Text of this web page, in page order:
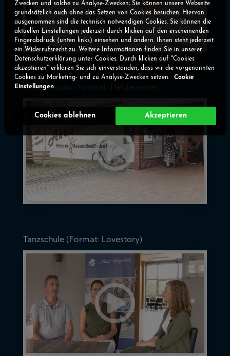
Fitnessstudio (Format: Heldenreise)
Tanzschule (Format: Lovestory)
Zwecken und solche zu Analyse-Zwecken; Sie können unsere Webseite
grundsätzlich auch ohne das Setzen von Cookies besuchen. Hiervon
ausgenommen sind die technisch notwendigen Cookies. Sie können die
aktuellen Einstellungen jederzeit durch klicken auf den erscheinenden
Fingerabdruck (unten links) einsehen und ändern. Ihnen steht jederzeit
ein Widerrufsrecht zu. Weitere Informationen finden Sie in unserer
Datenschutzerklärung unter Cookies. Durch klicken auf "Cookies
akzeptieren" erklären Sie sich einverstanden, dass wir die vorgenannten
Cookies zu Marketing- und zu Analyse-Zwecken setzen.
Cookie
Einstellungen
Cookies ablehnen Akzeptieren